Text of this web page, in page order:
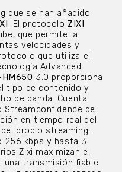
que se han añadido
. El protocolo ZIXI
que permite la
velocidades y
que utiliza el
Advanced
HM650 3.0 proporciona
tipo de contenido y
de banda. Cuenta
Streamconfidence de
en tiempo real del
propio streaming.
256 kbps y hasta 3
Zixi maximizan el
una transmisión fiable